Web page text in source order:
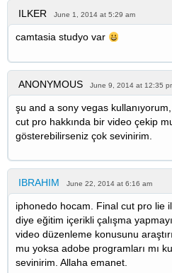
ILKER June 1, 2014 at 5:29 am
camtasia studyo var
ANONYMOUS June 9, 2014 at 12:35
şu and a sony vegas
cut pro hakkında bir video çekip
gösterebilirseniz çok sevinirim.
IBRAHIM June 22, 2014 at 6:16 am
iphonedo hocam. Final cut pro lie
diye eğitim içerikli çalışma
video düzenleme konusunu
mu yoksa adobe programları mı
sevinirim. Allaha emanet.